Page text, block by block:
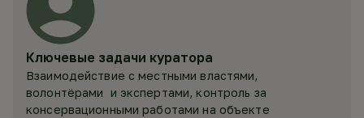
Ключевые задачи куратора
Взаимодействие с местными властями,
волонтёрами и экспертами, контроль за
консервационными работами на объекте